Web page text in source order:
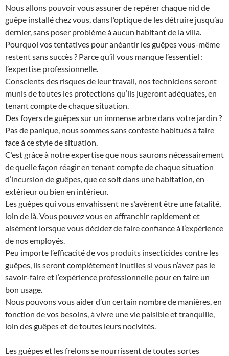
Nous allons pouvoir vous assurer de repérer chaque nid de
guêpe installé chez vous, dans l’optique de les détruire jusqu’au
dernier, sans poser problème à aucun habitant de la villa.
Pourquoi vos tentatives pour anéantir les guêpes vous-même
restent sans succès ? Parce qu’il vous manque l’essentiel :
l’expertise professionnelle.
Conscients des risques de leur travail, nos techniciens seront
munis de toutes les protections qu’ils jugeront adéquates, en
tenant compte de chaque situation.
Des foyers de guêpes sur un immense arbre dans votre jardin ?
Pas de panique, nous sommes sans conteste habitués à faire
face à ce style de situation.
C’est grâce à notre expertise que nous saurons nécessairement
de quelle façon réagir en tenant compte de chaque situation
d’incursion de guêpes, que ce soit dans une habitation, en
extérieur ou bien en intérieur.
Les guêpes qui vous envahissent ne s’avèrent être une fatalité,
loin de là. Vous pouvez vous en affranchir rapidement et
aisément lorsque vous décidez de faire confiance à l’expérience
de nos employés.
Peu importe l’efficacité de vos produits insecticides contre les
guêpes, ils seront complètement inutiles si vous n’avez pas le
savoir-faire et l’expérience professionnelle pour en faire un
bon usage.
Nous pouvons vous aider d’un certain nombre de manières, en
fonction de vos besoins, à vivre une vie paisible et tranquille,
loin des guêpes et de toutes leurs nocivités.
Les guêpes et les frelons se nourrissent de toutes sortes